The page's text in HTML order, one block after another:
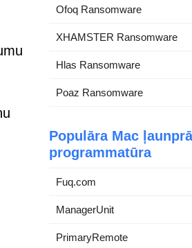
Ofoq Ransomware
XHAMSTER Ransomware
Hlas Ransomware
Poaz Ransomware
Populāra Mac
programmatūra
Fuq.com
ManagerUnit
PrimaryRemote